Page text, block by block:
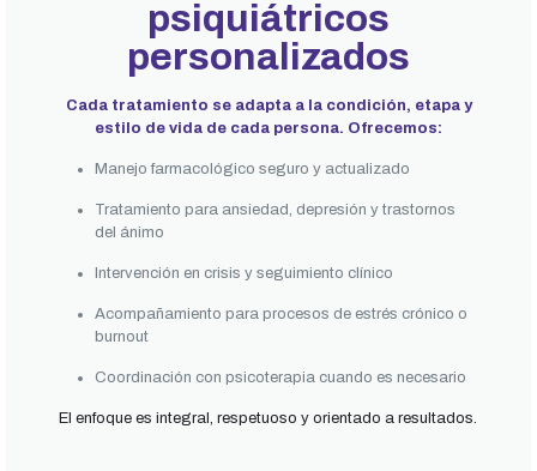
psiquiátricos
personalizados
Cada tratamiento se adapta a la condición, etapa y
estilo de vida de cada persona. Ofrecemos:
Manejo farmacológico seguro y actualizado
Tratamiento para ansiedad, depresión y trastornos
del ánimo
Intervención en crisis y seguimiento clínico
Acompañamiento para procesos de estrés crónico o
burnout
Coordinación con psicoterapia cuando es necesario
El enfoque es integral, respetuoso y orientado a resultados.